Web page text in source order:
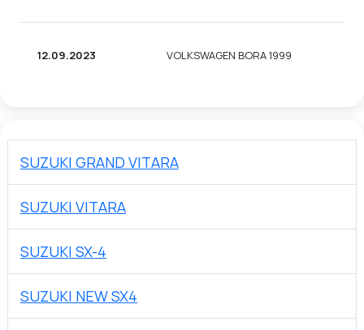
12.09.2023 VOLKSWAGEN BORA 1999
SUZUKI GRAND VITARA
SUZUKI VITARA
SUZUKI SX-4
SUZUKI NEW SX4